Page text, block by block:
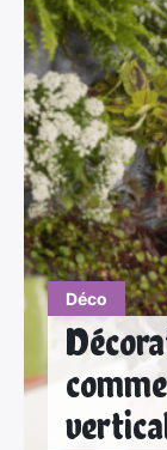
Déco
Quotidien